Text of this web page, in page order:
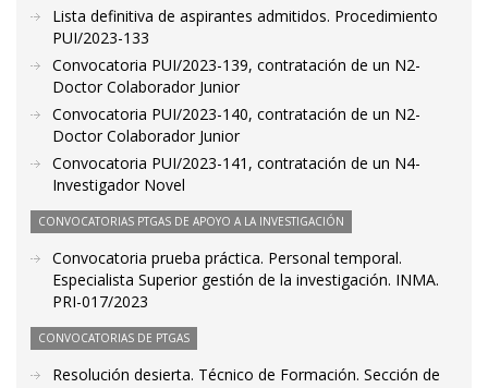
Lista definitiva de aspirantes admitidos. Procedimiento
PUI/2023-133
Convocatoria PUI/2023-139, contratación de un N2-
Doctor Colaborador Junior
Convocatoria PUI/2023-140, contratación de un N2-
Doctor Colaborador Junior
Convocatoria PUI/2023-141, contratación de un N4-
Investigador Novel
CONVOCATORIAS PTGAS DE APOYO A LA INVESTIGACIÓN
Convocatoria prueba práctica. Personal temporal.
Especialista Superior gestión de la investigación. INMA.
PRI-017/2023
CONVOCATORIAS DE PTGAS
Resolución desierta. Técnico de Formación. Sección de